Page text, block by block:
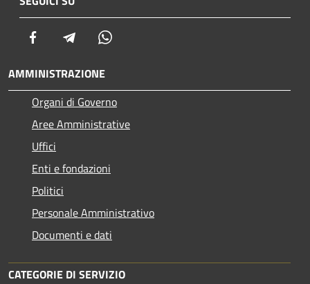
Facebook Telegram
AMMINISTRAZIONE
Organi di Governo
Aree Amministrative
Uffici
Enti e fondazioni
Politici
Personale Amministrativo
Documenti e dati
CATEGORIE DI SERVIZIO